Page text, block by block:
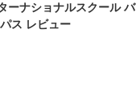
ーナショナルスクール バ
ス レビュー